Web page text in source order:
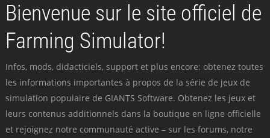
Bienvenue sur le site officiel de
Farming Simulator!
Infos, mods, didacticiels, support et plus encore: obtenez toutes
les informations importantes à propos de la série de jeux de
simulation populaire de GIANTS Software. Obtenez les jeux et
leurs contenus additionnels dans la boutique en ligne officielle
et rejoignez notre communauté active – sur les forums, notre